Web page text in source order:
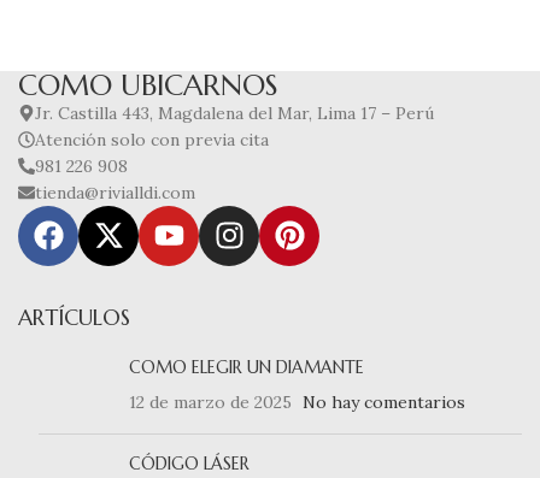
COMO UBICARNOS
Jr. Castilla 443, Magdalena del Mar, Lima 17 – Perú
Atención solo con previa cita
981 226 908
tienda@rivialldi.com
ARTÍCULOS
COMO ELEGIR UN DIAMANTE
12 de marzo de 2025
No hay comentarios
CÓDIGO LÁSER